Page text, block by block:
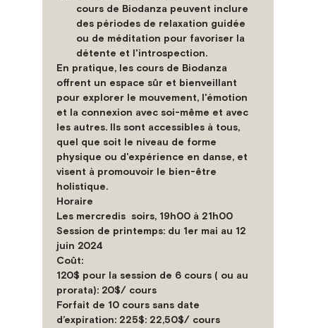
cours de Biodanza peuvent inclure
des périodes de relaxation guidée
ou de méditation pour favoriser la
détente et l'introspection.
En pratique, les cours de Biodanza
offrent un espace sûr et bienveillant
pour explorer le mouvement, l'émotion
et la connexion avec soi-même et avec
les autres. Ils sont accessibles à tous,
quel que soit le niveau de forme
physique ou d'expérience en danse, et
visent à promouvoir le bien-être
holistique.
Horaire
Les mercredis  soirs, 19h00 à 21h00
Session de printemps: du 1er mai au 12
juin 2024
Coût:
120$ pour la session de 6 cours ( ou au
prorata): 20$/ cours
Forfait de 10 cours sans date
d’expiration: 225$: 22,50$/ cours